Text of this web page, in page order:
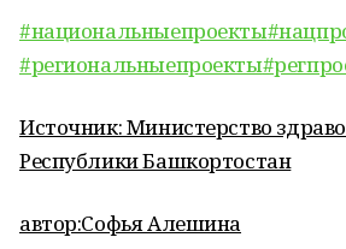
#национальныепроекты
#региональныепроекты
Источник: Министерство
Республики Башкортостан
автор:Софья Алешина